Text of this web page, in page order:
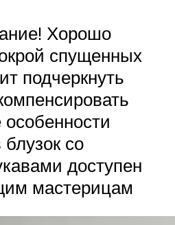
Хорошо
спущенных
подчеркнуть
со
доступен
мастерицам